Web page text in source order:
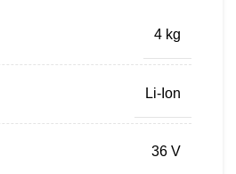
4 kg
Li-Ion
36 V